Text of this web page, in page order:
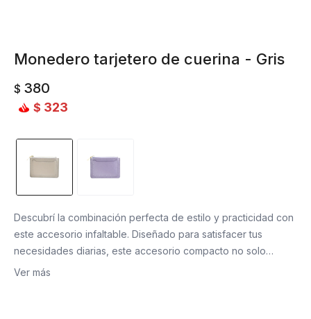
Monedero tarjetero de cuerina - Gris
$ 380
$ 323
Descubrí la combinación perfecta de estilo y practicidad con
este accesorio infaltable. Diseñado para satisfacer tus
necesidades diarias, este accesorio compacto no solo
organiza tus tarjetas esenciales, sino que también te brinda
Ver más